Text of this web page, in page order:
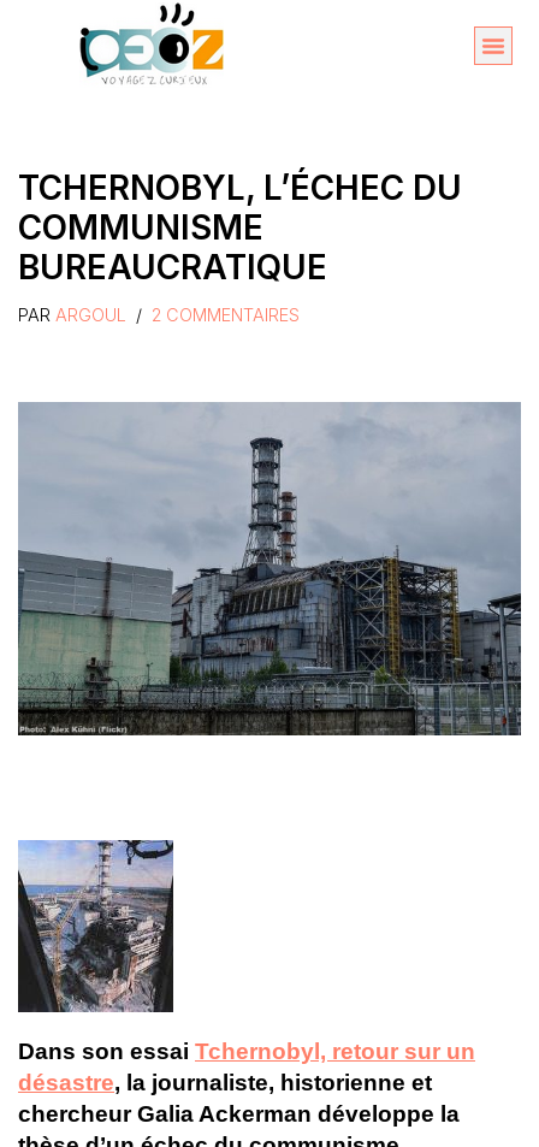
TCHERNOBYL, L’ÉCHEC DU
COMMUNISME
BUREAUCRATIQUE
PAR ARGOUL 2 COMMENTAIRES
Dans son essai Tchernobyl, retour sur un
désastre, la journaliste, historienne et
chercheur Galia Ackerman développe la